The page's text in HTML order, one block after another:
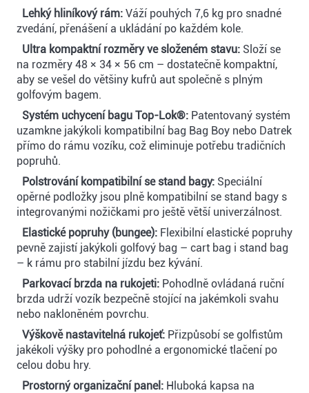
Lehký hliníkový rám: Váží pouhých 7,6 kg pro snadné
zvedání, přenášení a ukládání po každém kole.
Ultra kompaktní rozměry ve složeném stavu: Složí se
na rozměry 48 × 34 × 56 cm – dostatečně kompaktní,
aby se vešel do většiny kufrů aut společně s plným
golfovým bagem.
Systém uchycení bagu Top-Lok®: Patentovaný systém
uzamkne jakýkoli kompatibilní bag Bag Boy nebo Datrek
přímo do rámu vozíku, což eliminuje potřebu tradičních
popruhů.
Polstrování kompatibilní se stand bagy: Speciální
opěrné podložky jsou plně kompatibilní se stand bagy s
integrovanými nožičkami pro ještě větší univerzálnost.
Elastické popruhy (bungee): Flexibilní elastické popruhy
pevně zajistí jakýkoli golfový bag – cart bag i stand bag
– k rámu pro stabilní jízdu bez kývání.
Parkovací brzda na rukojeti: Pohodlně ovládaná ruční
brzda udrží vozík bezpečně stojící na jakémkoli svahu
nebo nakloněném povrchu.
Výškově nastavitelná rukojeť: Přizpůsobí se golfistům
jakékoli výšky pro pohodlné a ergonomické tlačení po
celou dobu hry.
Prostorný organizační panel: Hluboká kapsa na